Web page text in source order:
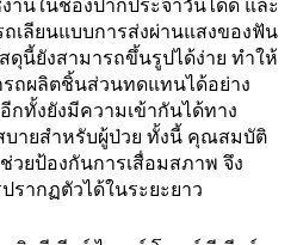
านในช่องปากประจำวันได้ดี และ
เลียนแบบการส่งผ่านแสงของฟัน
ดุนี้ยังสามารถขึ้นรูปได้ง่าย ทำให้
ถผลิตชิ้นส่วนทดแทนได้อย่าง
ทั้งยังมีความเข้ากันได้ทาง
บายสำหรับผู้ป่วย ทั้งนี้ คุณสมบัติ
วยป้องกันการเสื่อมสภาพ จึง
รากฏตัวได้ในระยะยาว